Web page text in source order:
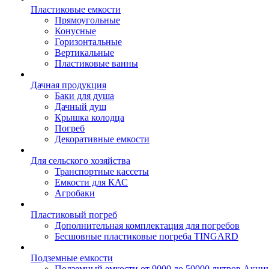
Пластиковые емкости
Прямоугольные
Конусные
Горизонтальные
Вертикальные
Пластиковые ванны
Дачная продукция
Баки для душа
Дачный душ
Крышка колодца
Погреб
Декоративные емкости
Для сельского хозяйства
Транспортные кассеты
Емкости для КАС
Агробаки
Пластиковый погреб
Дополнительная комплектация для погребов
Бесшовные пластиковые погреба TINGARD
Подземные емкости